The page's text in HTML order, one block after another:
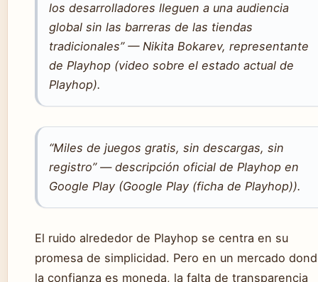
los desarrolladores lleguen a una audiencia
global sin las barreras de las tiendas
tradicionales” — Nikita Bokarev, representante
de Playhop (video sobre el estado actual de
Playhop).
“Miles de juegos gratis, sin descargas, sin
registro” — descripción oficial de Playhop en
Google Play (Google Play (ficha de Playhop)).
El ruido alrededor de Playhop se centra en su
promesa de simplicidad. Pero en un mercado
la confianza es moneda, la falta de transparencia